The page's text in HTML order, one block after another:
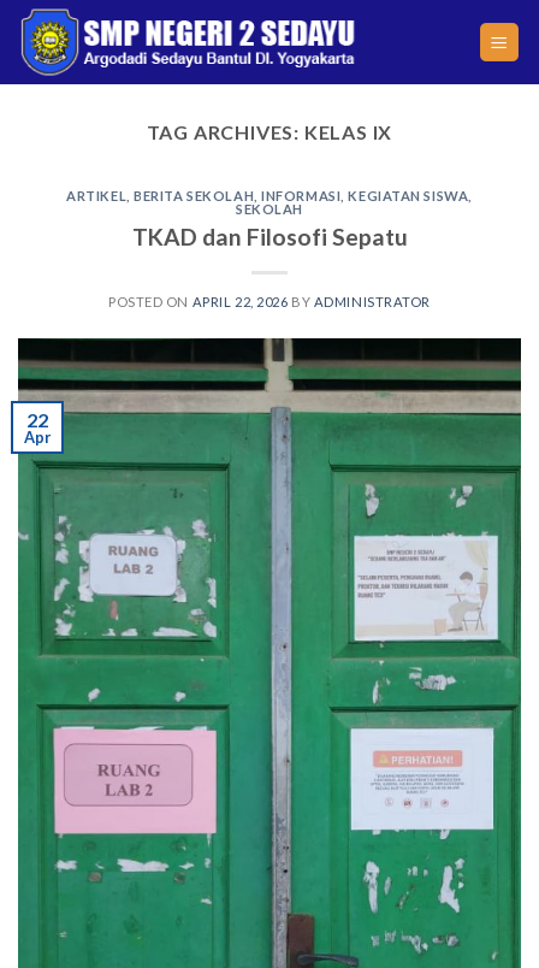
Skip
content
TAG ARCHIVES: KELAS IX
ARTIKEL ,BERITA SEKOLAH ,INFORMASI ,KEGIATAN SISWA
SEKOLAH
TKAD dan Filosofi Sepatu
POSTED ON APRIL 22, 2026 BY ADMINISTRATOR
22
Apr